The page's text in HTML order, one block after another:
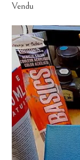
Vendu